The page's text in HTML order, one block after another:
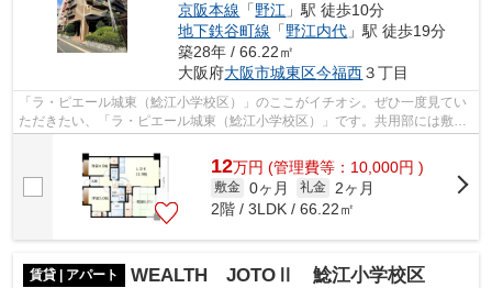
京阪本線 「野江 」駅 徒歩10分
地下鉄谷町線 「野江内代 」駅 徒歩19分
築28年 / 66.22㎡
大阪府大阪市城東区今福西３丁目
「ラ・ピエール城東（鯰江小学校区）」のここがイチオシ。ぜひ一度見てい
ただきたい、「ラ・ピエール城東（鯰江小学校区）」です。共用部には敷地
12万円 (管理費等：10,000円 )
敷金 0ヶ月 礼金
2ヶ月
2階 / 3LDK / 66.22㎡
賃貸 | アパート WEALTH JOTOⅡ 鯰江小学校区